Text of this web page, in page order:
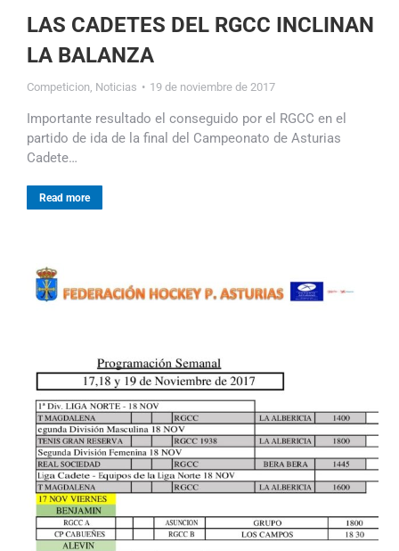
LAS CADETES DEL RGCC INCLINAN
LA BALANZA
Competicion, Noticias 19 de noviembre de 2017
Importante resultado el conseguido por el RGCC en el
partido de ida de la final del Campeonato de Asturias
Cadete…
Read more